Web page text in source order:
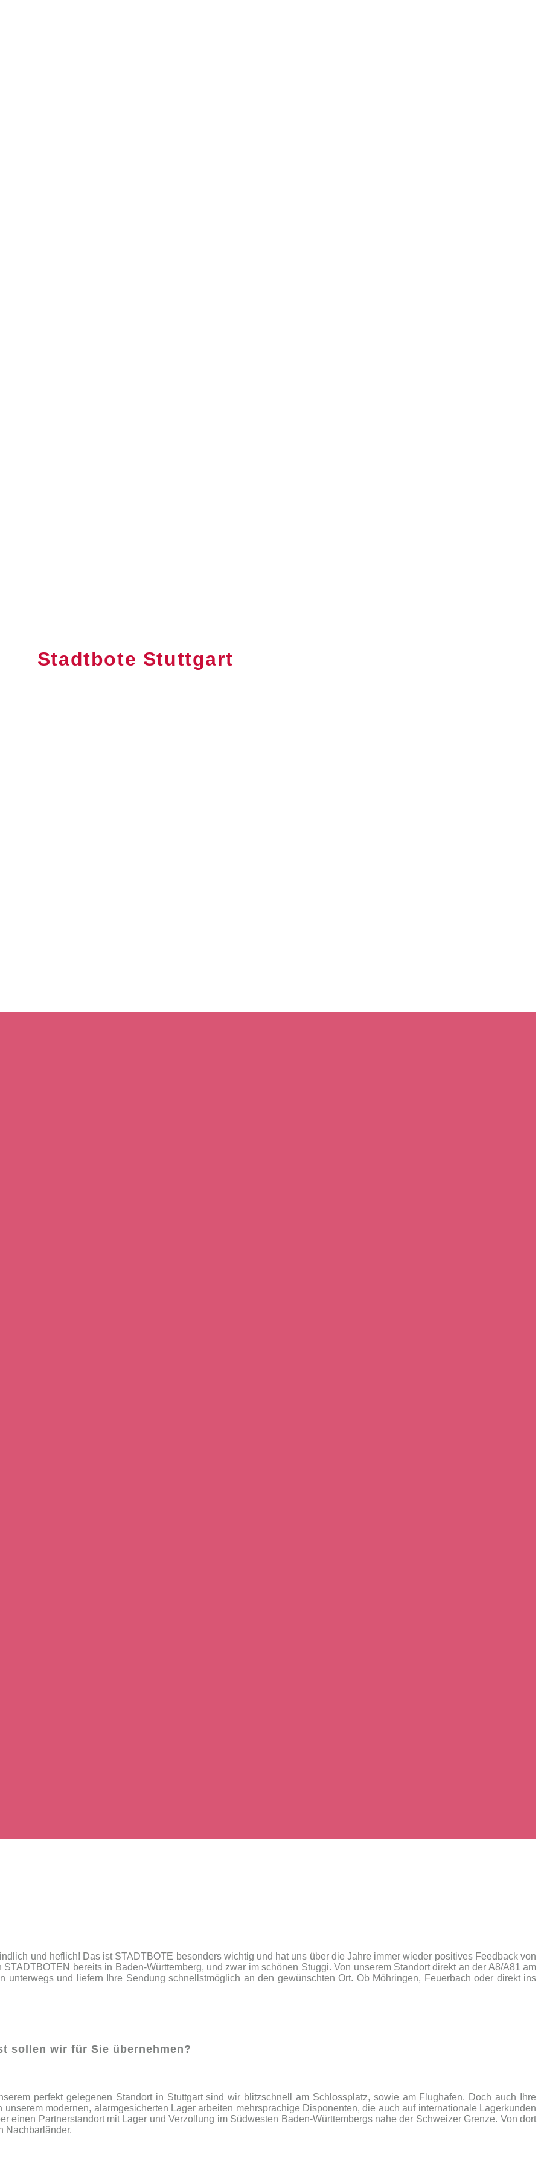
Stadtbote Stuttgart
und heflich! Das ist STADTBOTE besonders wichtig und hat uns über die Jahre immer wieder positives Feedback von
bereits in Baden-Württemberg, und zwar im schönen Stuggi. Von unserem Standort direkt an der A8/A81 am
unterwegs und liefern Ihre Sendung schnellstmöglich an den gewünschten Ort. Ob Möhringen, Feuerbach oder direkt ins
sollen wir für Sie übernehmen?
perfekt gelegenen Standort in Stuttgart sind wir blitzschnell am Schlossplatz, sowie am Flughafen. Doch auch Ihre
modernen, alarmgesicherten Lager arbeiten mehrsprachige Disponenten, die auch auf internationale Lagerkunden
einen Partnerstandort mit Lager und Verzollung im Südwesten Baden-Württembergs nahe der Schweizer Grenze. Von dort
Nachbarländer.